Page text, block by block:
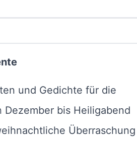
und Gedichte für die
bis Heiligabend
Überraschung